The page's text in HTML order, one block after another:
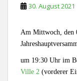
30. August 2021
Am Mittwoch, den
um 19:30 Uhr im
Ville 2 (vorderer